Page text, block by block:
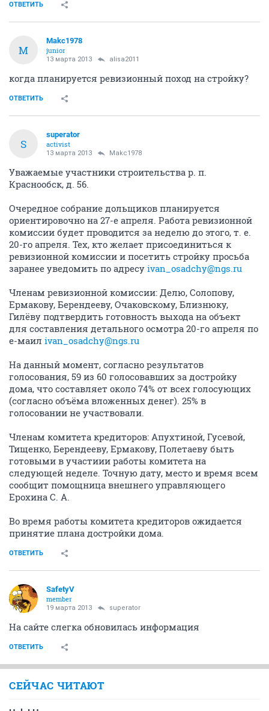
ОТВЕТИТЬ
M
Makc1978
junior
13 марта 2013 alisa2011
когда планируется ревизионный поход на стройку?
ОТВЕТИТЬ
S
superator
activist
13 марта 2013 Makc1978
Уважаемые участники строительства р. п.
Краснообск, д. 56.
Очередное собрание дольщиков планируется
ориентировочно на 27-е апреля. Работа ревизионной
комиссии будет проводится за неделю до этого, т. е.
20-го апреля. Тех, кто желает присоединиться к
ревизионной комиссии и посетить стройку просьба
заранее уведомить по адресу ivan_osadchy@ngs.ru
Членам ревизионной комиссии: Делю, Солопову,
Ермакову, Берендееву, Очаковскому, Близнюку,
Гилёву подтвердить готовность выхода на объект
для составления детального осмотра 20-го апреля по
е-маил ivan_osadchy@ngs.ru
На данный момент, согласно результатов
голосования, 59 из 60 голосовавших за достройку
дома, что составляет около 74% от всех голосующих
(согласно объёма вложенных денег). 25% в
голосовании не участвовали.
Членам комитета кредиторов: Апухтиной, Гусевой,
Тищенко, Берендееву, Ермакову, Полетаеву быть
готовыми в участиии работы комитета на
следующей неделе. Точную дату, место и время всем
сообщит помощница внешнего управляющего
Ерохина С. А.
Во время работы комитета кредиторов ожидается
принятие плана достройки дома.
ОТВЕТИТЬ
SafetyV
member
19 марта 2013 superator
На сайте слегка обновилась информация
ОТВЕТИТЬ
СЕЙЧАС ЧИТАЮТ